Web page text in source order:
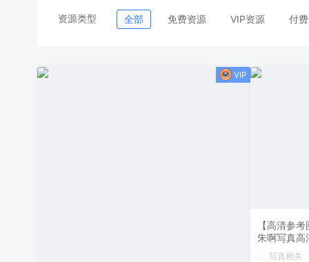
资源类型 全部 免费资源 VIP资源 付
【高清参
朱啊写真高
写真相关